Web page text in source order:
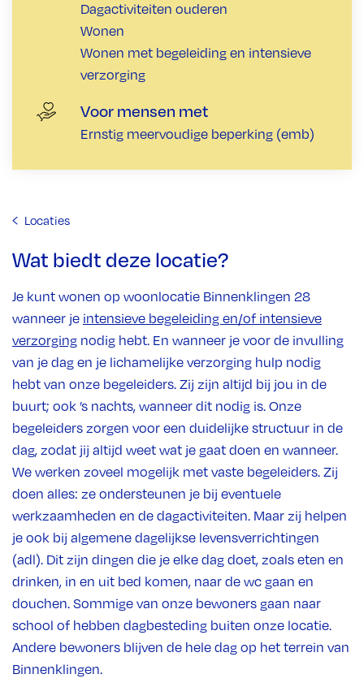
Dagactiviteiten ouderen
Wonen
Wonen met begeleiding en intensieve
verzorging
Voor mensen met
Ernstig meervoudige beperking (emb)
Locaties
Wat biedt deze locatie?
Je kunt wonen op woonlocatie Binnenklingen 28
wanneer je intensieve begeleiding en/of intensieve
verzorging nodig hebt. En wanneer je voor de invulling
van je dag en je lichamelijke verzorging hulp nodig
hebt van onze begeleiders. Zij zijn altijd bij jou in de
buurt; ook ’s nachts, wanneer dit nodig is. Onze
begeleiders zorgen voor een duidelijke structuur in de
dag, zodat jij altijd weet wat je gaat doen en wanneer.
We werken zoveel mogelijk met vaste begeleiders. Zij
doen alles: ze ondersteunen je bij eventuele
werkzaamheden en de dagactiviteiten. Maar zij helpen
je ook bij algemene dagelijkse levensverrichtingen
(adl). Dit zijn dingen die je elke dag doet, zoals eten en
drinken, in en uit bed komen, naar de wc gaan en
douchen. Sommige van onze bewoners gaan naar
school of hebben dagbesteding buiten onze locatie.
Andere bewoners blijven de hele dag op het terrein van
Binnenklingen.